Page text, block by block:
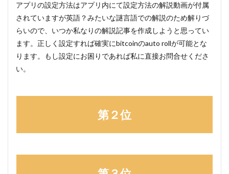
アプリの設定方法はアプリ内にて設定方法の解説動画が付属
されていますが英語？みたいな謎言語での解説のため解りづ
らいので、いつか私なりの解説記事を作成しようと思ってい
ます。正しく設定すれば確実にbitcoinのauto rollが可能とな
ります。もし設定にお困りであれば私に直接お問合せくださ
い。
第２位